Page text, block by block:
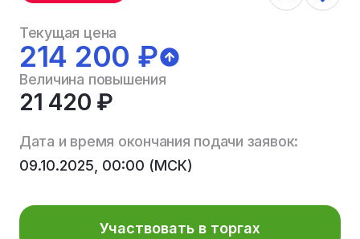
Текущая цена
214 200 ₽
Величина повышения
21 420 ₽
Дата и время окончания подачи заявок:
09.10.2025, 00:00 (МСК)
Участвовать в торгах